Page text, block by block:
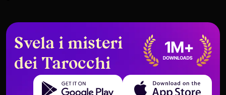
Svela i misteri
dei Tarocchi
Get it on Google Play Download on the App Store